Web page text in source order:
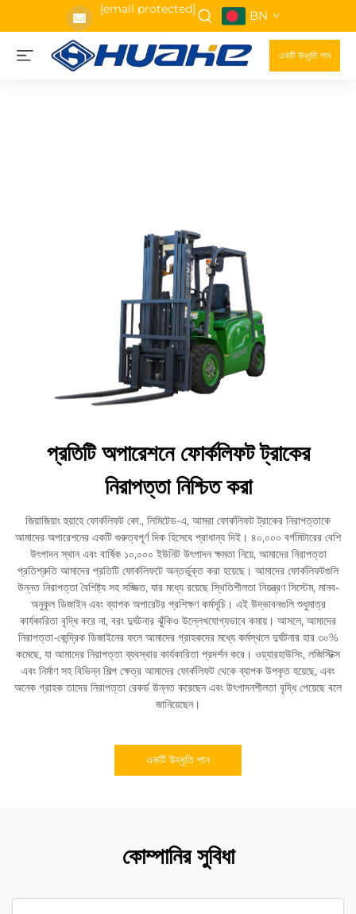
[email protected] BN
একটি উদ্ধৃতি পান
প্রতিটি অপারেশনে ফোর্কলিফট ট্রাকের
নিরাপত্তা নিশ্চিত করা
জিয়াজিয়াং হুয়াহে ফোর্কলিফট কো., লিমিটেড-এ, আমরা ফোর্কলিফট ট্রাকের নিরাপত্তাকে
আমাদের অপারেশনের একটি গুরুত্বপূর্ণ দিক হিসেবে প্রাধান্য দিই। ৪০,০০০ বর্গমিটারের বেশি
উৎপাদন স্থান এবং বার্ষিক ১০,০০০ ইউনিট উৎপাদন ক্ষমতা নিয়ে, আমাদের নিরাপত্তা
প্রতিশ্রুতি আমাদের প্রতিটি ফোর্কলিফটে অন্তর্ভুক্ত করা হয়েছে। আমাদের ফোর্কলিফটগুলি
উন্নত নিরাপত্তা বৈশিষ্ট্য সহ সজ্জিত, যার মধ্যে রয়েছে স্থিতিশীলতা নিয়ন্ত্রণ সিস্টেম, মানব-
অনুকূল ডিজাইন এবং ব্যাপক অপারেটর প্রশিক্ষণ কর্মসূচি। এই উদ্ভাবনগুলি শুধুমাত্র
কার্যকারিতা বৃদ্ধি করে না, বরং দুর্ঘটনার ঝুঁকিও উল্লেখযোগ্যভাবে কমায়। আসলে, আমাদের
নিরাপত্তা-কেন্দ্রিক ডিজাইনের ফলে আমাদের গ্রাহকদের মধ্যে কর্মস্থলে দুর্ঘটনার হার ৩০%
কমেছে, যা আমাদের নিরাপত্তা ব্যবস্থার কার্যকারিতা প্রদর্শন করে। ওয়্যারহাউসিং, লজিস্টিক্স
এবং নির্মাণ সহ বিভিন্ন শিল্প ক্ষেত্র আমাদের ফোর্কলিফট থেকে ব্যাপক উপকৃত হয়েছে, এবং
অনেক গ্রাহক তাদের নিরাপত্তা রেকর্ড উন্নত করেছেন এবং উৎপাদনশীলতা বৃদ্ধি পেয়েছে বলে
জানিয়েছেন।
একটি উদ্ধৃতি পান
কোম্পানির সুবিধা